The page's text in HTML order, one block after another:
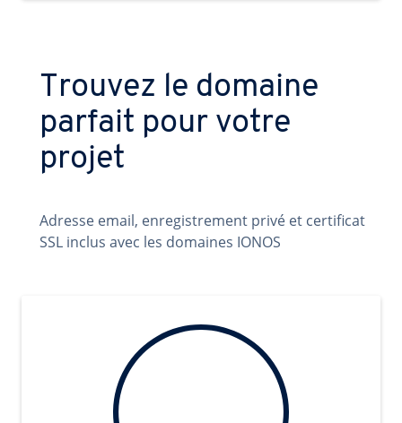
Trouvez le domaine
parfait pour votre
projet
Adresse email, enregistrement privé et certificat
SSL inclus avec les domaines IONOS